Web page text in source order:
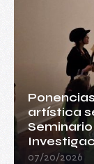
artística
07/20/2026